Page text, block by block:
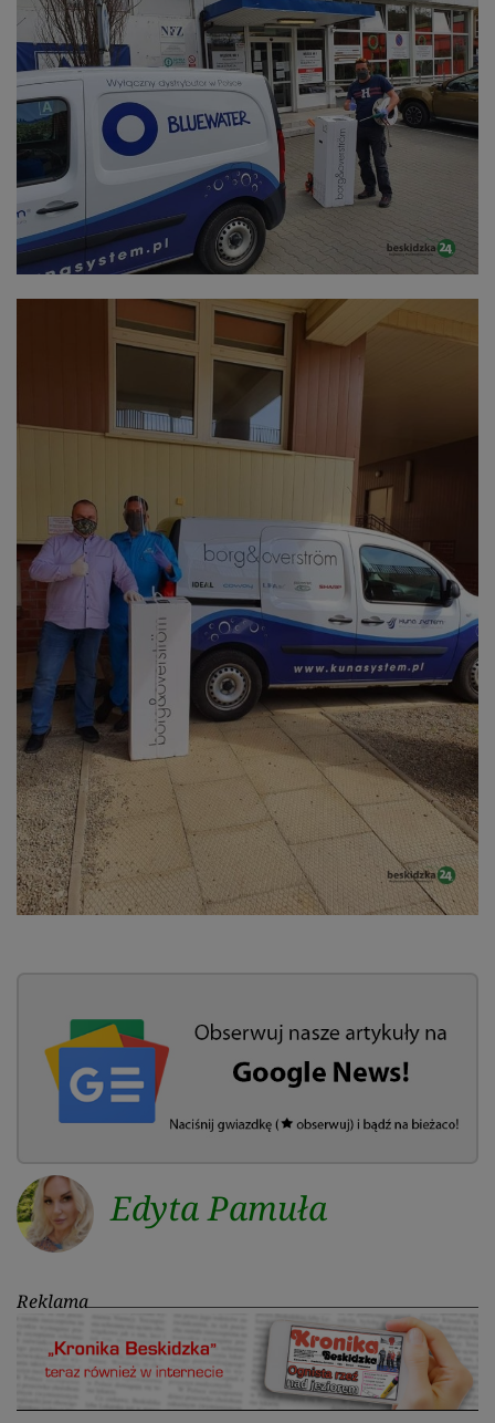
Edyta Pamuła
Reklama